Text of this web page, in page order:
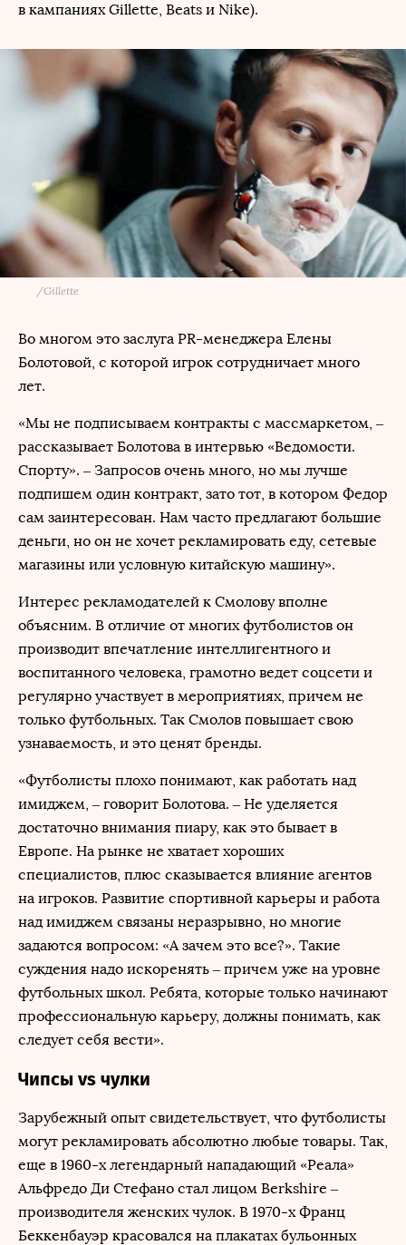
в кампаниях Gillette, Beats и Nike).
/Gillette
Во многом это заслуга PR-менеджера Елены
Болотовой, с которой игрок сотрудничает много
лет.
«Мы не подписываем контракты с массмаркетом, –
рассказывает Болотова в интервью «Ведомости.
Спорту». – Запросов очень много, но мы лучше
подпишем один контракт, зато тот, в котором Федор
сам заинтересован. Нам часто предлагают большие
деньги, но он не хочет рекламировать еду, сетевые
магазины или условную китайскую машину».
Интерес рекламодателей к Смолову вполне
объясним. В отличие от многих футболистов он
производит впечатление интеллигентного и
воспитанного человека, грамотно ведет соцсети и
регулярно участвует в мероприятиях, причем не
только футбольных. Так Смолов повышает свою
узнаваемость, и это ценят бренды.
«Футболисты плохо понимают, как работать над
имиджем, – говорит Болотова. – Не уделяется
достаточно внимания пиару, как это бывает в
Европе. На рынке не хватает хороших
специалистов, плюс сказывается влияние агентов
на игроков. Развитие спортивной карьеры и работа
над имиджем связаны неразрывно, но многие
задаются вопросом: «А зачем это все?». Такие
суждения надо искоренять – причем уже на уровне
футбольных школ. Ребята, которые только начинают
профессиональную карьеру, должны понимать, как
следует себя вести».
Чипсы vs чулки
Зарубежный опыт свидетельствует, что футболисты
могут рекламировать абсолютно любые товары. Так,
еще в 1960-х легендарный нападающий «Реала»
Альфредо Ди Стефано стал лицом Berkshire –
производителя женских чулок. В 1970-х Франц
Беккенбауэр красовался на плакатах бульонных